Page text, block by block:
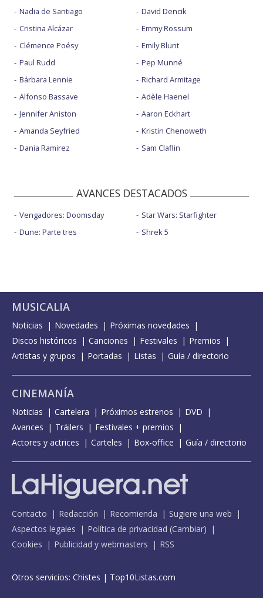
Nadia de Santiago
Cristina Alcázar
Clémence Poésy
Paul Rudd
Bárbara Lennie
Alfonso Bassave
Jennifer Aniston
Amanda Seyfried
Dania Ramirez
David Dencik
Emmy Rossum
Emily Blunt
Pep Munné
Richard Armitage
Adèle Haenel
Aaron Eckhart
Kristin Chenoweth
Sam Claflin
AVANCES DESTACADOS
Vengadores: Doomsday
Dune: Parte tres
Star Wars: Starfighter
Shrek 5
MUSICALIA
Noticias Novedades
Próximas novedades
Discos históricos
Canciones Festivales
Premios
Artistas y grupos
Portadas Listas Guía / directorio
CINEMANÍA
Noticias Cartelera Próximos estrenos
DVD
Avances
Tráilers
Festivales + premios
Actores y actrices
Carteles Box-office Guía / directorio
Contacto Redacción Recomienda
Sugiere una web
Aspectos legales
Política de privacidad (Cambiar)
Cookies
Publicidad y webmasters RSS
Otros servicios: Chistes | Top10Listas.com